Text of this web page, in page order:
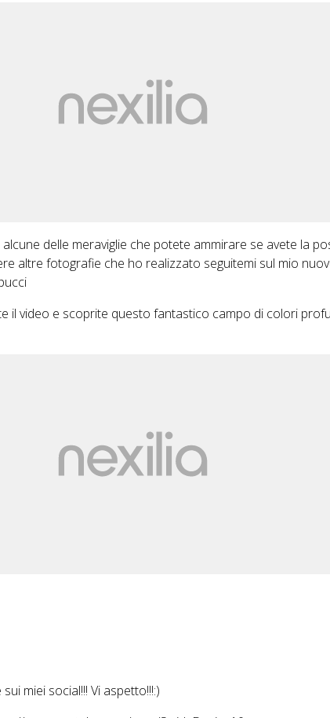
delle meraviglie che potete ammirare se avete la
altre fotografie che ho realizzato seguitemi sul mio
il video e scoprite questo fantastico campo di colori
miei social!!! Vi aspetto!!!:)